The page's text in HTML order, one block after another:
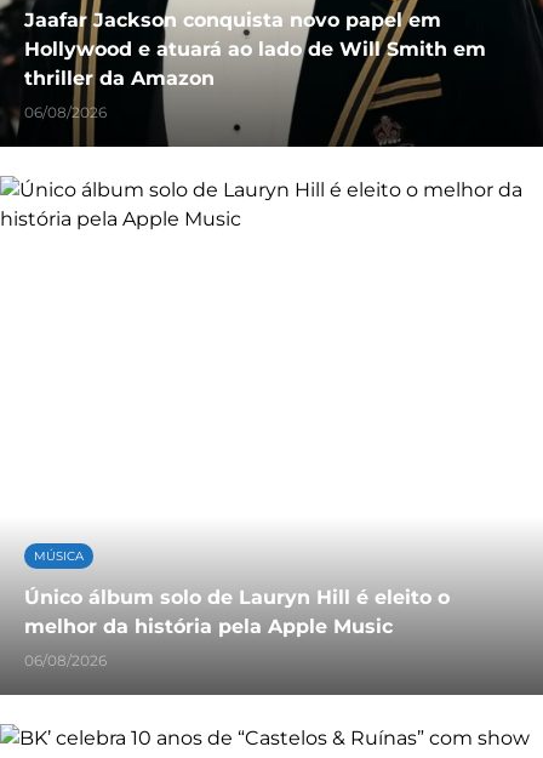
Jaafar Jackson conquista novo papel em
Hollywood e atuará ao lado de Will Smith em
thriller da Amazon
06/08/2026
MÚSICA
Único álbum solo de Lauryn Hill é eleito o
melhor da história pela Apple Music
06/08/2026